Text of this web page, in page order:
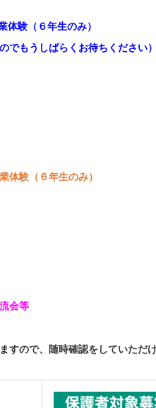
（６年生のみ）
もうしばらくお待ちください）
体験（６年生のみ）
会等
ので、随時確認をしていただけ